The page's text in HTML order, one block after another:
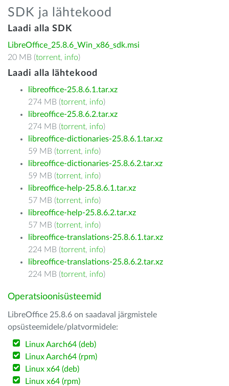
SDK ja lähtekood
Laadi alla SDK
LibreOffice_25.8.6_Win_x86_sdk.msi
20 MB (torrent, info)
Laadi alla lähtekood
libreoffice-25.8.6.1.tar.xz
274 MB (torrent, info)
libreoffice-25.8.6.2.tar.xz
274 MB (torrent, info)
libreoffice-dictionaries-25.8.6.1.tar.xz
59 MB (torrent, info)
libreoffice-dictionaries-25.8.6.2.tar.xz
59 MB (torrent, info)
libreoffice-help-25.8.6.1.tar.xz
57 MB (torrent, info)
libreoffice-help-25.8.6.2.tar.xz
57 MB (torrent, info)
libreoffice-translations-25.8.6.1.tar.xz
224 MB (torrent, info)
libreoffice-translations-25.8.6.2.tar.xz
224 MB (torrent, info)
Operatsioonisüsteemid
LibreOffice 25.8.6 on saadaval järgmistele
opsüsteemidele/platvormidele:
Linux Aarch64 (deb)
Linux Aarch64 (rpm)
Linux x64 (deb)
Linux x64 (rpm)